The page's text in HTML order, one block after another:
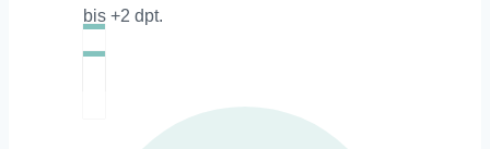
bis +2 dpt.